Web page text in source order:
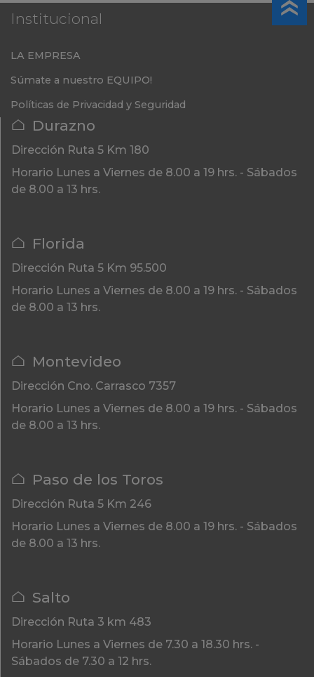
Institucional
LA EMPRESA
Súmate a nuestro EQUIPO!
Políticas de Privacidad y Seguridad
Durazno
Dirección Ruta 5 Km 180
Horario Lunes a Viernes de 8.00 a 19 hrs. - Sábados
de 8.00 a 13 hrs.
Florida
Dirección Ruta 5 Km 95.500
Horario Lunes a Viernes de 8.00 a 19 hrs. - Sábados
de 8.00 a 13 hrs.
Montevideo
Dirección Cno. Carrasco 7357
Horario Lunes a Viernes de 8.00 a 19 hrs. - Sábados
de 8.00 a 13 hrs.
Paso de los Toros
Dirección Ruta 5 Km 246
Horario Lunes a Viernes de 8.00 a 19 hrs. - Sábados
de 8.00 a 13 hrs.
Salto
Dirección Ruta 3 km 483
Horario Lunes a Viernes de 7.30 a 18.30 hrs. -
Sábados de 7.30 a 12 hrs.